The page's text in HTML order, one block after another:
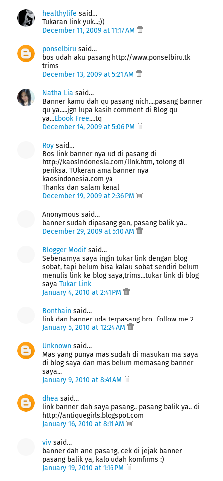
healthylife said…
Tukaran link yuk...;))
December 11, 2009 at 11:17 AM
ponselbiru said…
bos udah aku pasang http://www.ponselbiru.tk
trims
December 13, 2009 at 5:21 AM
Natha Lia said…
Banner kamu dah qu pasang nich....pasang banner
qu ya.....jgn lupa kasih comment di Blog qu
ya...Ebook Free....tq
December 14, 2009 at 5:06 PM
Roy said…
Bos link banner nya ud di pasang di
http://kaosindonesia.com/link.htm, tolong di
periksa. TUkeran ama banner nya
kaosindonesia.com ya
Thanks dan salam kenal
December 19, 2009 at 2:36 PM
Anonymous said…
banner sudah dipasang gan, pasang balik ya..
December 29, 2009 at 5:10 AM
Blogger Modifsaid…
Sebenarnya saya ingin tukar link dengan blog
sobat, tapi belum bisa kalau sobat sendiri belum
menulis link ke blog saya,trims...tukar link di blog
saya Tukar Link
January 4, 2010 at 2:41 PM
Bonthain said…
link dan banner uda terpasang bro...follow me 2
January 5, 2010 at 12:24 AM
Unknown said…
Mas yang punya mas sudah di masukan ma saya
di blog saya dan mas belum memasang banner
saya...
January 9, 2010 at 8:41 AM
dhea said…
link banner dah saya pasang.. pasang balik ya.. di
http://antiquegirls.blogspot.com
January 16, 2010 at 8:11 AM
viv said…
banner dah ane pasang, cek di jejak banner
pasang balik ya, kalo udah komfirms :)
January 19, 2010 at 1:16 PM